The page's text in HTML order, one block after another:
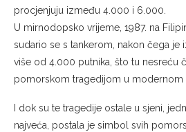
procjenjuju između 4.000 i 6.000.
U mirnodopsko vrijeme, 1987. na
sudario se s tankerom, nakon čega je
više od 4.000 putnika, što tu nesreću
pomorskom tragedijom u modernom
I dok su te tragedije ostale u sjeni,
najveća, postala je simbol svih